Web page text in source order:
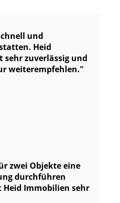
und
Heid
zuverlässig und
weiterempfehlen.
zwei Objekte eine
durchführen
Heid Immobilien sehr